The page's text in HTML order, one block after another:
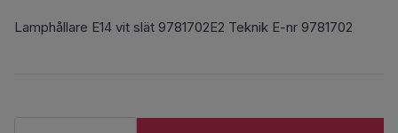
Lamphållare E14 vit slät 9781702E2 Teknik E-nr 9781702